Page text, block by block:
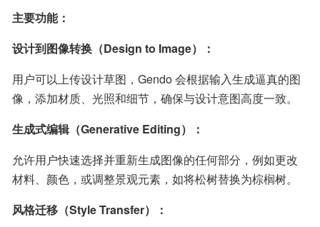
主要功能：
设计到图像转换（Design to Image）：
用户可以上传设计草图，Gendo 会根据输入生成逼真的图
像，添加材质、光照和细节，确保与设计意图高度一致。
生成式编辑（Generative Editing）：
允许用户快速选择并重新生成图像的任何部分，例如更改
材料、颜色，或调整景观元素，如将松树替换为棕榈树。
风格迁移（Style Transfer）：